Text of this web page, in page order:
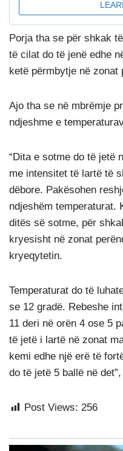
Porja tha se për shkak
të cilat do të jenë edhe
ketë përmbytje në zonat
Ajo tha se në mbrëmje
ndjeshme e
“Dita e sotme do të jetë
me intensitet të lartë të
dëbore. Pakësohen
ndjeshëm temperaturat.
ditës së sotme, për
kryesisht në zonat
kryeqytetin.
Temperaturat do të
se 12 gradë. Rebeshe
11 deri në orën 4 ose 5
të jetë i lartë në zonat
kemi edhe një erë të
do të jetë 5 ballë në
Post Views: 256